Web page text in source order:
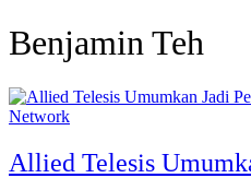
Benjamin Teh
Network
Allied Telesis